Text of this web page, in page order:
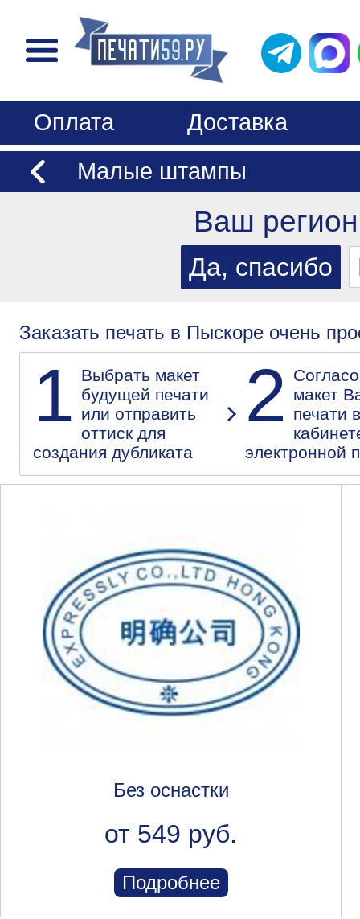
Оплата
Доставка
Малые штампы
Ваш
Заказать печать в Пыскоре очень
1 Выбрать макет
будущей печати
или отправить
оттиск для
создания дубликата
2
макет
печати
электронной
Без оснастки
от 549 руб.
Подробнее